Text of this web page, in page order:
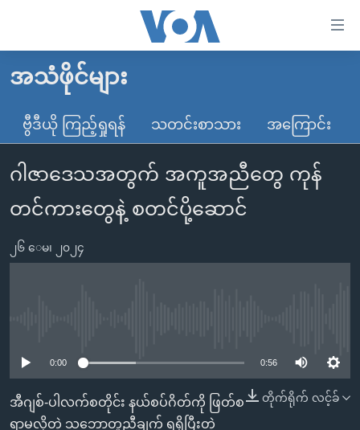
လွယ်ကူ
သည့်
Link
များ
ပင်မ
သို့
စာမျက်နှာ
မူလစာမျက်နှာ
မြန်မာ
ကမ္ဘာ့သတင်းများ
နိုင်ငံတကာ
အမေရိကန်
အစ္စရေး-ပါလက်စတိုင်း
ဗွီဒီယို
သတင်းလွတ်လပ်ခွင့်
ရပ်ဝန်းတခု လမ်းတခု အလွန်
အင်္ဂလိပ်စာလေ့လာမယ်
အသံဖိုင်များ
ဗွီဒီယို ကြည့်ရှုရန် သတင်းစာသား အကြောင်း
ဂါဇာဒေသအတွက် အကူအညီတွေ ကုန်
တင်ကားတွေနဲ့ စတင်ပို့ဆောင်
၂၆ ေမ၊ ၂၀၂၄
0:00 0:56
တိုက်ရိုက် လင့်ခ်
အီဂျစ်-ပါလက်စတိုင်း နယ်စပ်ဂိတ်ကို ဖြတ်စ
ရာမလိုတဲ့ သဘောတူညီချက် ရရှိပြီးတဲ့